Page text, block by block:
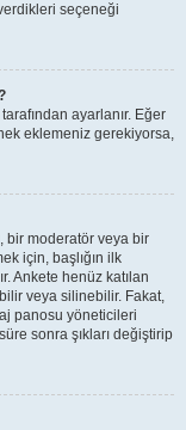
seçeneği
ayarlanır. Eğer
eklemeniz gerekiyorsa,
bir moderatör veya bir
için, başlığın ilk
Ankete henüz katılan
veya silinebilir. Fakat,
panosu yöneticileri
sonra şıkları değiştirip